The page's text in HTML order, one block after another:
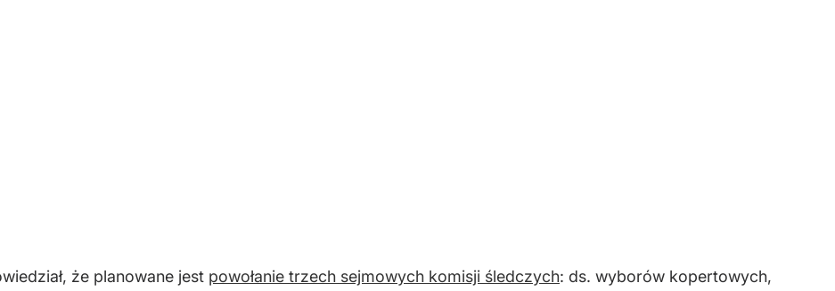
że planowane jest powołanie trzech sejmowych komisji śledczych: ds. wyborów kopertowych,